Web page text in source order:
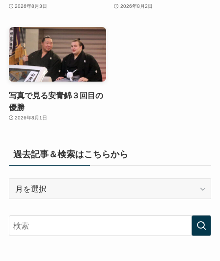
2026年8月3日 2026年8月2日
写真で見る安青錦３回目の
優勝
2026年8月1日
過去記事＆検索はこちらから
事
＆